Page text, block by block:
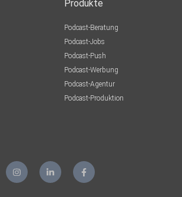
Produkte
Podcast-Beratung
Podcast-Jobs
Podcast-Push
Podcast-Werbung
Podcast-Agentur
Podcast-Produktion